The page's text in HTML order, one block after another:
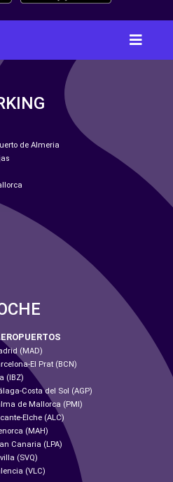
de Almeria
(MAD)
El Prat (BCN)
(IBZ)
Costa del Sol (AGP)
de Mallorca (PMI)
Elche (ALC)
(MAH)
Canaria (LPA)
(SVQ)
(VLC)